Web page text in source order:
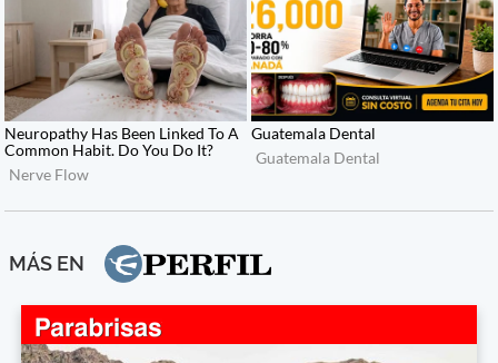
MÁS EN